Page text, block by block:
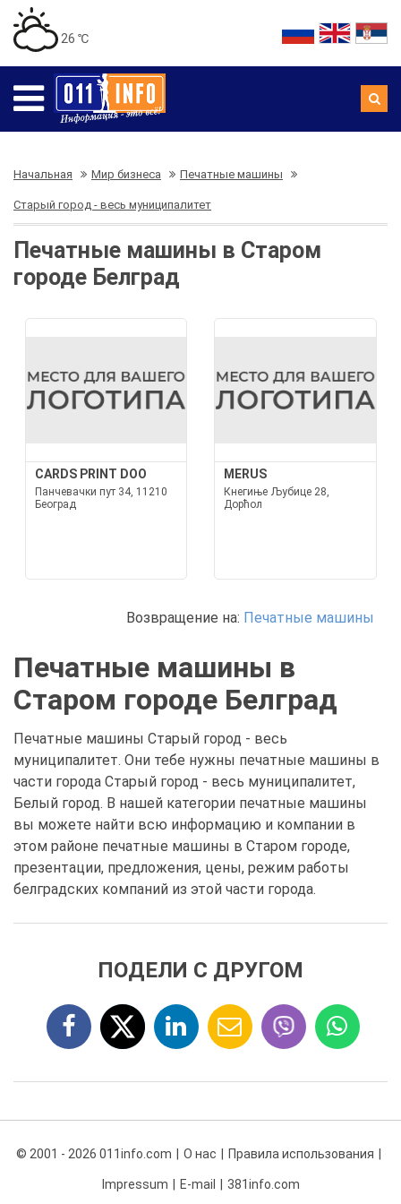
26 ℃
Начальная Мир бизнеса Печатные машины
Старый город - весь муниципалитет
Печатные машины в Старом
городе Белград
CARDS PRINT DOO
Панчевачки пут 34, 11210
Београд
MERUS
Кнегиње Љубице 28,
Дорћол
Возвращение на: Печатные машины
Печатные машины в
Старом городе Белград
Печатные машины Старый город - весь
муниципалитет. Они тебе нужны печатные машины в
части города Старый город - весь муниципалитет,
Белый город. В нашей категории печатные машины
вы можете найти всю информацию и компании в
этом районе печатные машины в Старом городе,
презентации, предложения, цены, режим работы
белградских компаний из этой части города.
ПОДЕЛИ С ДРУГОМ
© 2001 - 2026 011info.com О нас Правила использования
Impressum E-mail 381info.com